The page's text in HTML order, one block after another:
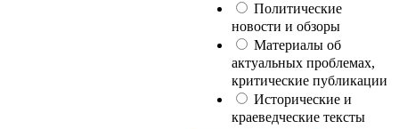
Политические
новости и обзоры
Материалы об
актуальных проблемах,
критические публикации
Исторические и
краеведческие тексты